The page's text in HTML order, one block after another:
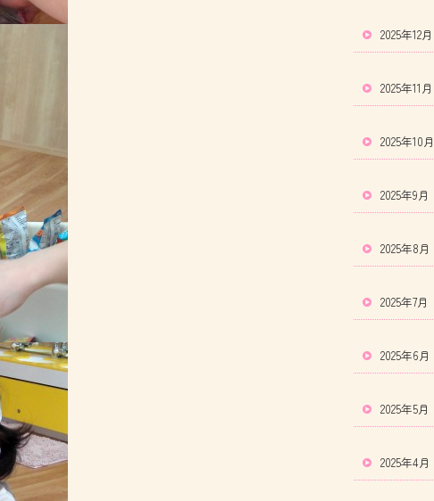
2025年12月
2025年11月
2025年10月
2025年9月
2025年8月
2025年7月
2025年6月
2025年5月
2025年4月